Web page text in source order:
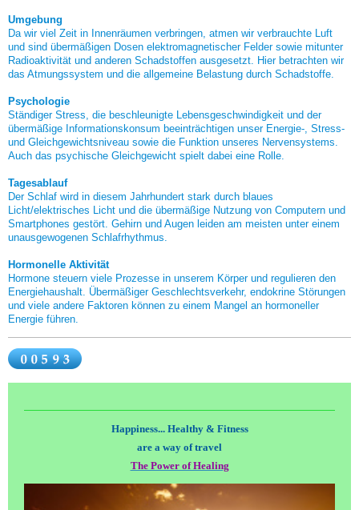
Umgebung
Da wir viel Zeit in Innenräumen verbringen, atmen wir verbrauchte Luft
und sind übermäßigen Dosen elektromagnetischer Felder sowie mitunter
Radioaktivität und anderen Schadstoffen ausgesetzt. Hier betrachten wir
das Atmungssystem und die allgemeine Belastung durch Schadstoffe.
Psychologie
Ständiger Stress, die beschleunigte Lebensgeschwindigkeit und der
übermäßige Informationskonsum beeinträchtigen unser Energie-, Stress-
und Gleichgewichtsniveau sowie die Funktion unseres Nervensystems.
Auch das psychische Gleichgewicht spielt dabei eine Rolle.
Tagesablauf
Der Schlaf wird in diesem Jahrhundert stark durch blaues
Licht/elektrisches Licht und die übermäßige Nutzung von Computern und
Smartphones gestört. Gehirn und Augen leiden am meisten unter einem
unausgewogenen Schlafrhythmus.
Hormonelle Aktivität
Hormone steuern viele Prozesse in unserem Körper und regulieren den
Energiehaushalt. Übermäßiger Geschlechtsverkehr, endokrine Störungen
und viele andere Faktoren können zu einem Mangel an hormoneller
Energie führen.
Happiness... Healthy & Fitness
are a way of travel
The Power of Healing